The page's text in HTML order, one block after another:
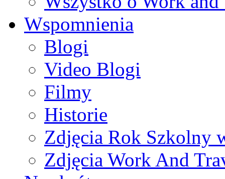
Wspomnienia
Blogi
Video Blogi
Filmy
Historie
Zdjęcia Rok Szkolny
Zdjęcia Work And